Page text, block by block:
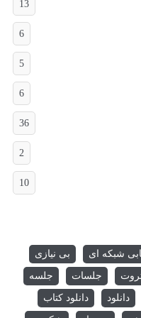
13
6
5
6
36
2
10
شبکه ای بی نیازی
جلسات جلسه
دانلود دانلود کتاب